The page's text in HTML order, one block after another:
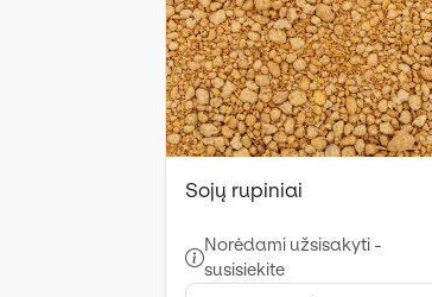
Sojų rupiniai
Norėdami užsisakyti -
susisiekite